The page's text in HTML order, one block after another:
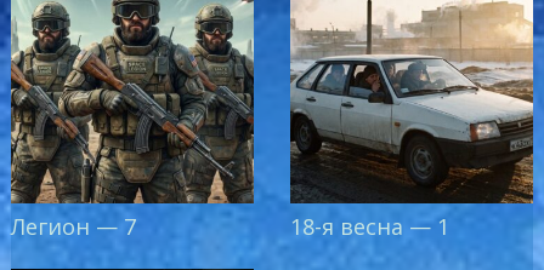
Легион — 7 18-я весна — 1